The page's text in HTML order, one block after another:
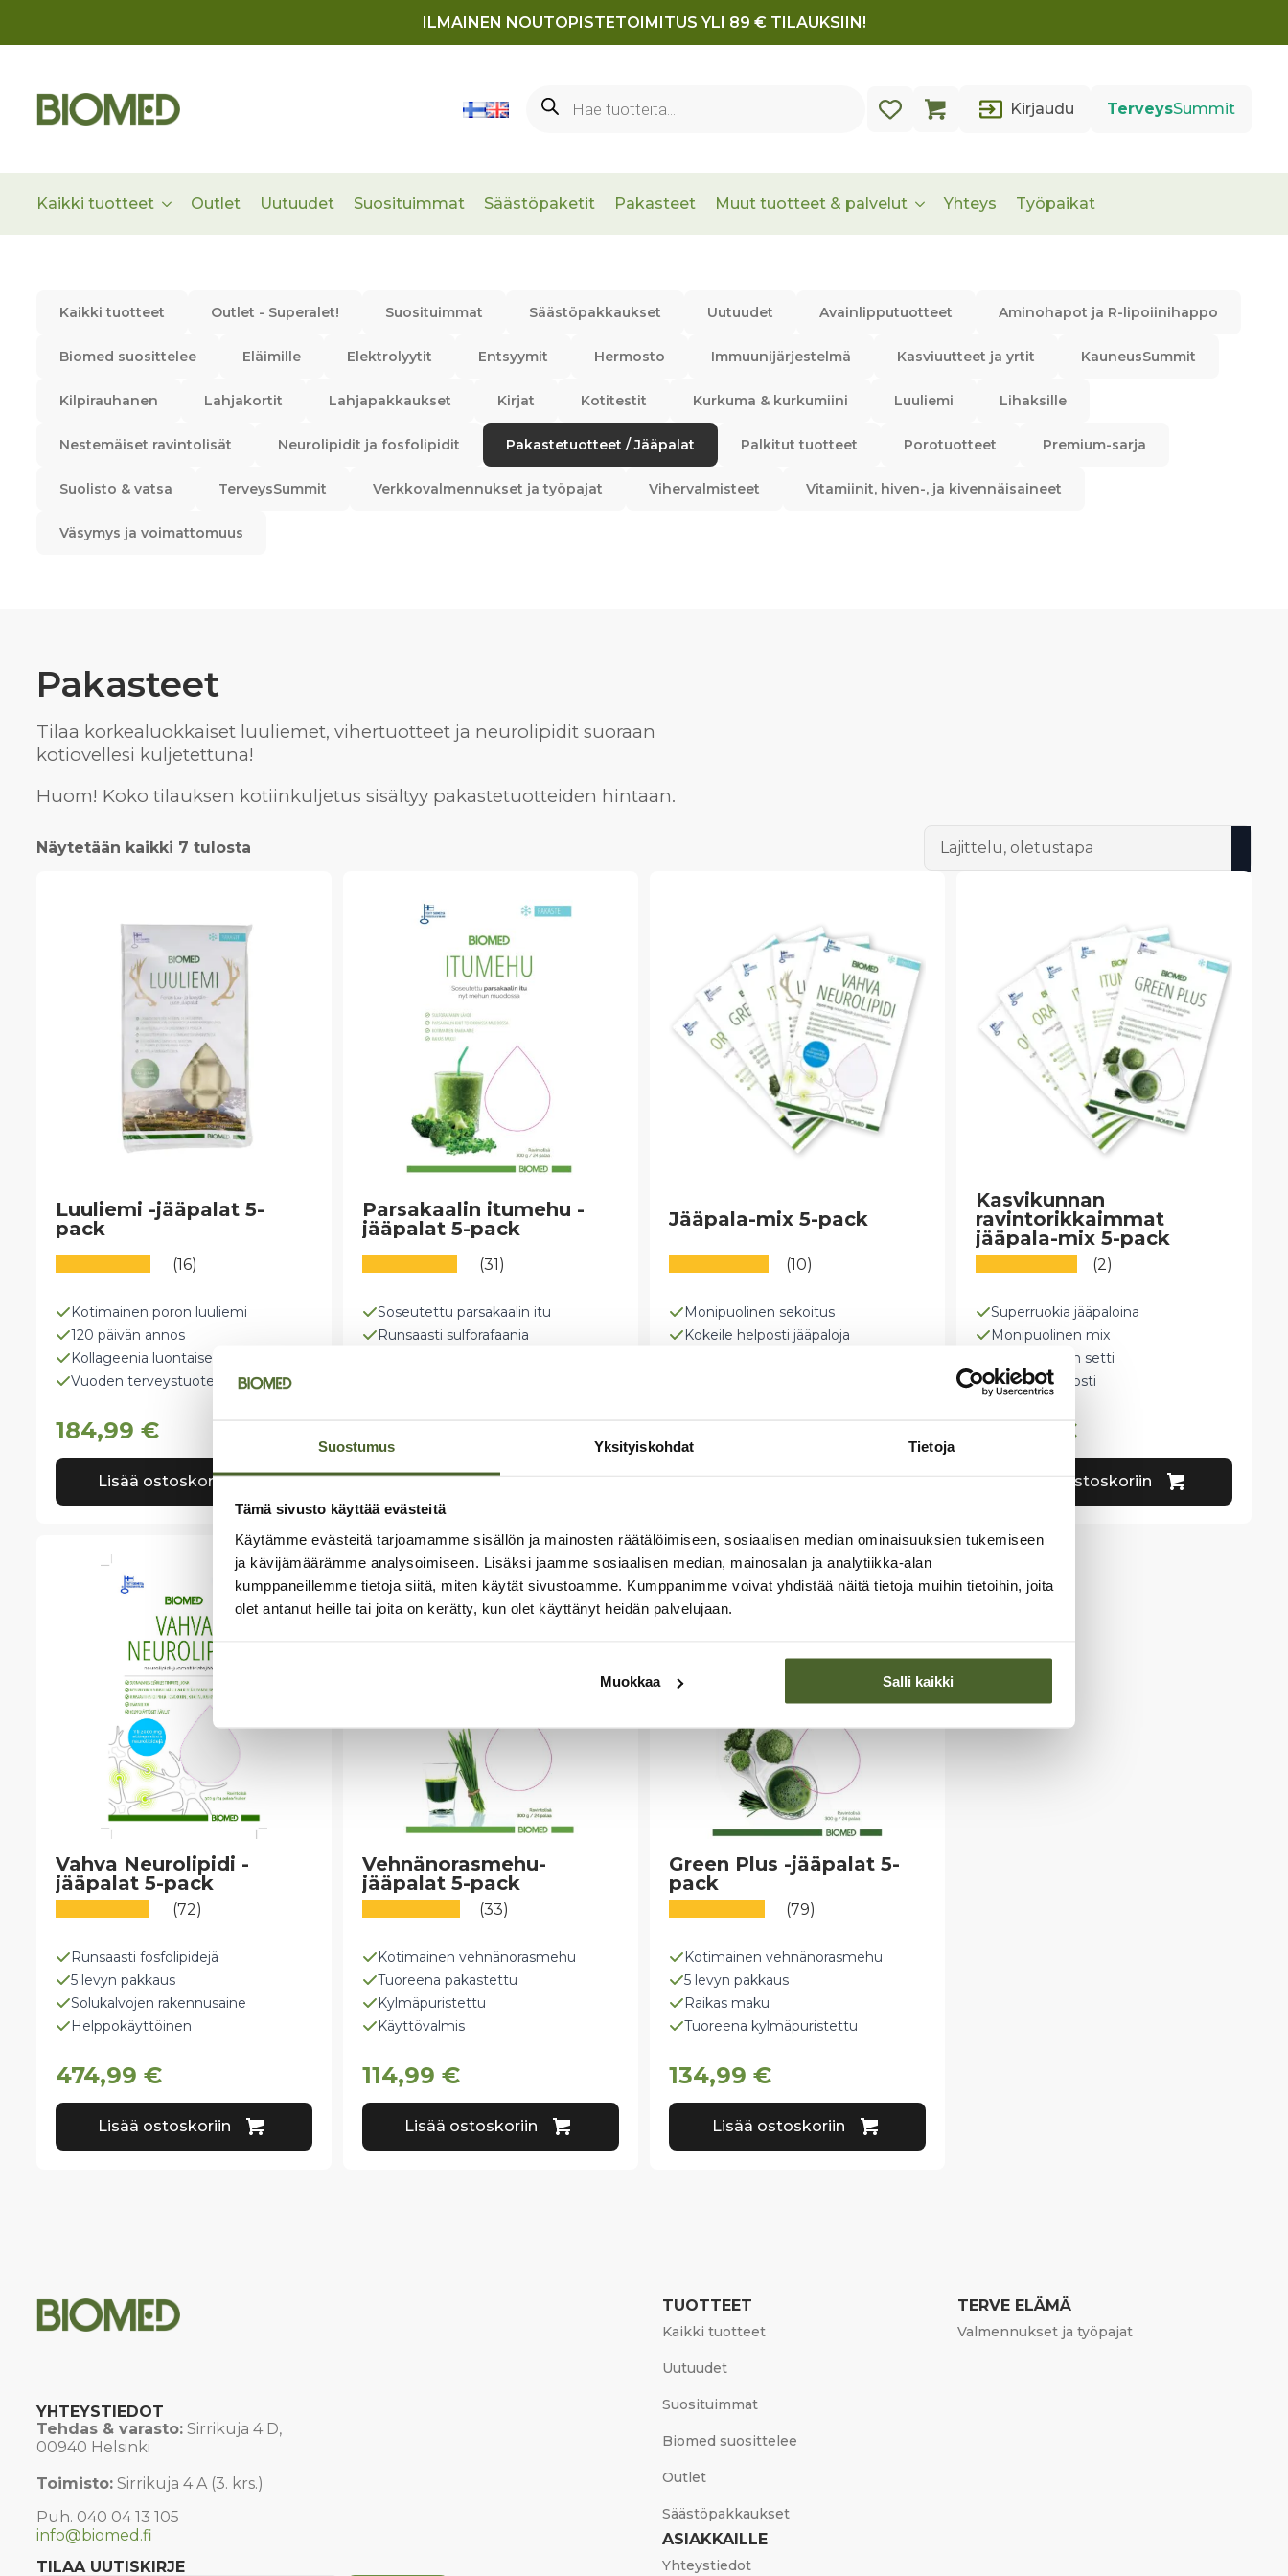
Suostumus Yksityiskohdat Tietoja
Tämä sivusto käyttää evästeitä
Käytämme evästeitä tarjoamamme sisällön ja mainosten räätälöimiseen, sosiaalisen median ominaisuuksien tukemiseen
ja kävijämäärämme analysoimiseen. Lisäksi jaamme sosiaalisen median, mainosalan ja analytiikka-alan
kumppaneillemme tietoja siitä, miten käytät sivustoamme. Kumppanimme voivat yhdistää näitä tietoja muihin tietoihin, joita
olet antanut heille tai joita on kerätty, kun olet käyttänyt heidän palvelujaan.
Muokkaa Salli kaikki
ILMAINEN NOUTOPISTETOIMITUS YLI 89 € TILAUKSIIN!
search
Kirjaudu TerveysSummit
Kaikki tuotteet Outlet Uutuudet Suosituimmat Säästöpaketit Pakasteet Muut tuotteet & palvelut Yhteys Työpaikat
Kaikki tuotteet Outlet - Superalet! Suosituimmat Säästöpakkaukset Uutuudet Avainlipputuotteet Aminohapot ja R-lipoiinihappo
Biomed suosittelee Eläimille Elektrolyytit Entsyymit Hermosto Immuunijärjestelmä Kasviuutteet ja yrtit KauneusSummit
Kilpirauhanen Lahjakortit Lahjapakkaukset Kirjat Kotitestit Kurkuma & kurkumiini Luuliemi Lihaksille
Nestemäiset ravintolisät Neurolipidit ja fosfolipidit Pakastetuotteet / Jääpalat Palkitut tuotteet Porotuotteet Premium-sarja
Suolisto & vatsa TerveysSummit Verkkovalmennukset ja työpajat Vihervalmisteet Vitamiinit, hiven-, ja kivennäisaineet
Väsymys ja voimattomuus
Pakasteet
Tilaa korkealuokkaiset luuliemet, vihertuotteet ja neurolipidit suoraan
kotiovellesi kuljetettuna!
Huom! Koko tilauksen kotiinkuljetus sisältyy pakastetuotteiden hintaan.
Näytetään kaikki 7 tulosta
Kotimainen poron luuliemi
120 päivän annos
Kollageenia luontaisesti
Vuoden terveystuote 2020
184,99 €
Luuliemi -jääpalat 5-
pack
(16)
Lisää ostoskoriin
Soseutettu parsakaalin itu
Runsaasti sulforafaania
Parsakaalin itumehu -
jääpalat 5-pack
(31)
Lisää ostoskoriin
Monipuolinen sekoitus
Kokeile helposti jääpaloja
Jääpala-mix 5-pack
(10)
Superruokia jääpaloina
Monipuolinen mix
5 pakkauksen setti
Kokeile helposti
€
Kasvikunnan
ravintorikkaimmat
jääpala-mix 5-pack
(2)
Lisää ostoskoriin
Runsaasti fosfolipidejä
5 levyn pakkaus
Solukalvojen rakennusaine
Helppokäyttöinen
474,99 €
Vahva Neurolipidi -
jääpalat 5-pack
(72)
Lisää ostoskoriin
Kotimainen vehnänorasmehu
Tuoreena pakastettu
Kylmäpuristettu
Käyttövalmis
114,99 €
Vehnänorasmehu-
jääpalat 5-pack
(33)
Lisää ostoskoriin
Kotimainen vehnänorasmehu
5 levyn pakkaus
Raikas maku
Tuoreena kylmäpuristettu
134,99 €
Green Plus -jääpalat 5-
pack
(79)
Lisää ostoskoriin
YHTEYSTIEDOT
Tehdas & varasto:Sirrikuja 4 D,
00940 Helsinki
Toimisto:Sirrikuja 4 A (3. krs.)
Puh. 040 04 13 105
info@biomed.fi
TILAA UUTISKIRJE
TUOTTEET
Kaikki tuotteet
Uutuudet
Suosituimmat
Biomed suosittelee
Outlet
Säästöpakkaukset
TERVE ELÄMÄ
Valmennukset ja työpajat
ASIAKKAILLE
Yhteystiedot